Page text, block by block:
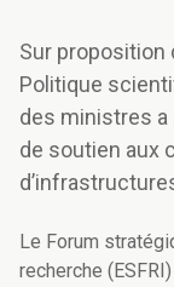
Sur proposition
Politique
des ministres a
de soutien aux
Le Forum
recherche